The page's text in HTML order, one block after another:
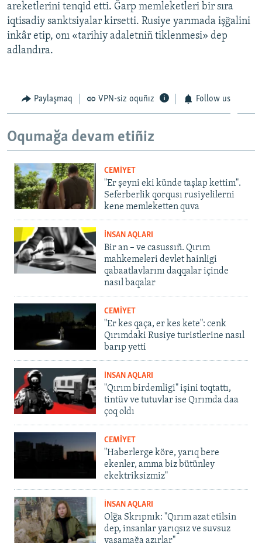
areketlerini tenqid etti. Ğarp memleketleri bir sıra
iqtisadiy sanktsiyalar kirsetti. Rusiye yarımada işğalini
inkâr etip, onı «tarihiy adaletniñ tiklenmesi» dep
adlandıra.
Paylaşmaq VPN-siz oquñız Follow us
Oqumağa devam etiñiz
CEMİYET
"Er şeyni eki künde taşlap kettim".
Seferberlik qorqusı rusiyelilerni
kene memleketten quva
İNSAN AQLARI
Bir an – ve casussıñ. Qırım
mahkemeleri devlet hainligi
qabaatlavlarını daqqalar içinde
nasıl baqalar
CEMİYET
"Er kes qaça, er kes kete": cenk
Qırımdaki Rusiye turistlerine nasıl
barıp yetti
İNSAN AQLARI
"Qırım birdemligi" işini toqtattı,
tintüv ve tutuvlar ise Qırımda daa
çoq oldı
CEMİYET
"Haberlerge köre, yarıq bere
ekenler, amma biz bütünley
ekektriksizmiz"
İNSAN AQLARI
Olğa Skrıpnık: "Qırım azat etilsin
dep, insanlar yarıqsız ve suvsuz
yaşamağa azırlar"